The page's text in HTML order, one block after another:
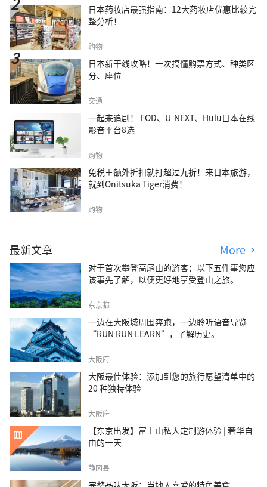
日本药妆店最强指南：12大药妆店优惠比较完
整分析！
购物
日本新干线攻略！一次搞懂购票方式、种类区
分、座位
交通
一起来追剧！ FOD、U-NEXT、Hulu日本在线
影音平台8选
购物
免税＋额外折扣就打超过九折！来日本旅游，
就到Onitsuka Tiger消费！
购物
最新文章 More
对于首次攀登高尾山的游客：以下五件事您应
该事先了解，以便更好地享受登山之旅。
东京都
一边在大阪城周围奔跑，一边聆听语音导览
“RUN RUN LEARN”，了解历史。
大阪府
大阪最佳体验：添加到您的旅行愿望清单中的
20 种独特体验
大阪府
【东京出发】富士山私人定制游体验 | 奢华自
由的一天
静冈县
完整品味大阪：当地人喜爱的特色美食